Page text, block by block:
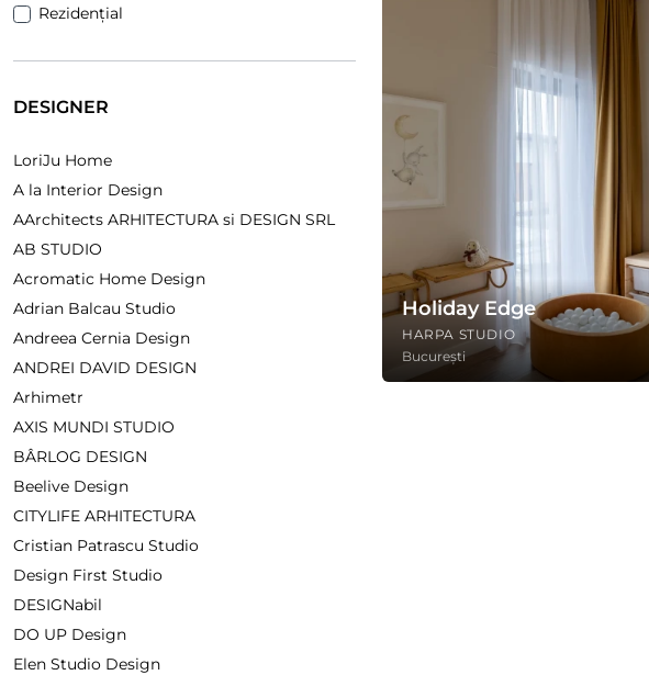
Rezidențial
DESIGNER
LoriJu Home
A la Interior Design
AArchitects ARHITECTURA si DESIGN SRL
AB STUDIO
Acromatic Home Design
Adrian Balcau Studio
Andreea Cernia Design
ANDREI DAVID DESIGN
Arhimetr
AXIS MUNDI STUDIO
BÂRLOG DESIGN
Beelive Design
CITYLIFE ARHITECTURA
Cristian Patrascu Studio
Design First Studio
DESIGNabil
DO UP Design
Elen Studio Design
Holiday Edge
HARPA STUDIO
București